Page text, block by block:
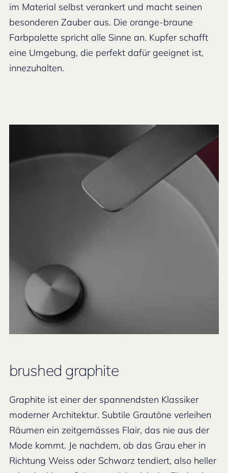
im Material selbst verankert und macht seinen
besonderen Zauber aus. Die orange-braune
Farbpalette spricht alle Sinne an. Kupfer schafft
eine Umgebung, die perfekt dafür geeignet ist,
innezuhalten.
brushed graphite
Graphite ist einer der spannendsten Klassiker
moderner Architektur. Subtile Grautöne verleihen
Räumen ein zeitgemässes Flair, das nie aus der
Mode kommt. Je nachdem, ob das Grau eher in
Richtung Weiss oder Schwarz tendiert, also heller